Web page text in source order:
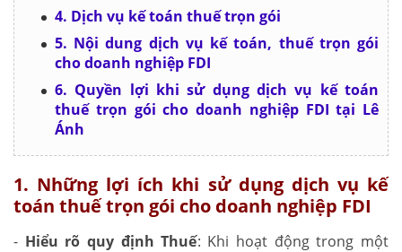
4. Dịch vụ kế toán thuế trọn gói
5. Nội dung dịch vụ kế toán, thuế trọn gói
cho doanh nghiệp FDI
6. Quyền lợi khi sử dụng dịch vụ kế toán
thuế trọn gói cho doanh nghiệp FDI tại Lê
Ánh
1. Những lợi ích khi sử dụng dịch vụ kế
toán thuế trọn gói cho doanh nghiệp FDI
- Hiểu rõ quy định Thuế: Khi hoạt động trong một